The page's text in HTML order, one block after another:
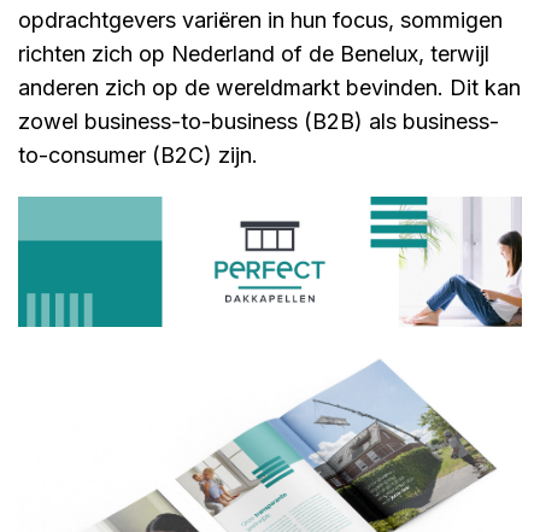
opdrachtgevers variëren in hun focus, sommigen
richten zich op Nederland of de Benelux, terwijl
anderen zich op de wereldmarkt bevinden. Dit kan
zowel business-to-business (B2B) als business-
to-consumer (B2C) zijn.